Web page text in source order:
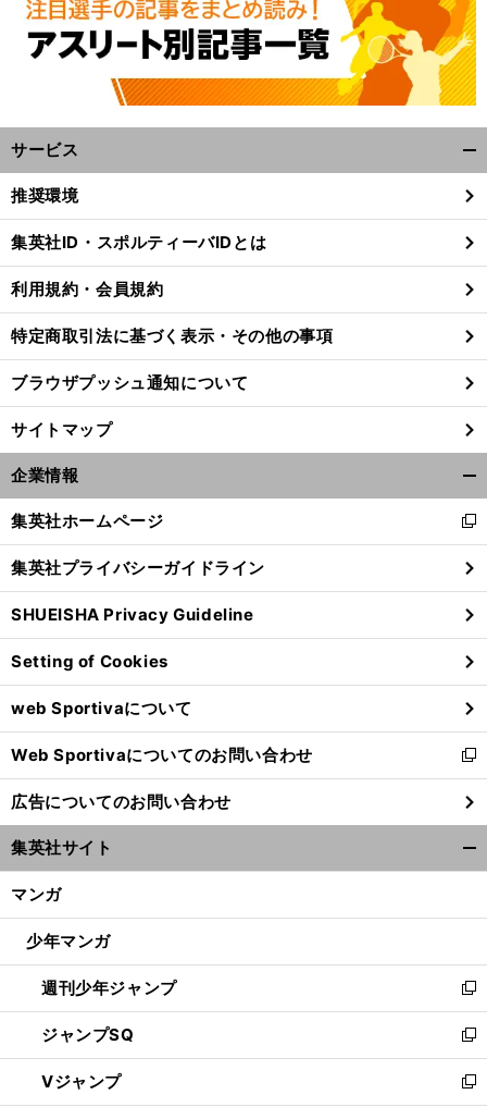
サービス
閉
る
推奨環境
集英社ID・スポルティーバIDとは
利用規約・会員規約
特定商取引法に基づく表示・その他の事項
ブラウザプッシュ通知について
サイトマップ
企業情報
閉
る
集英社ホームページ
新
し
い
ウ
ィ
ン
ド
ウ
で
開
く
集英社プライバシーガイドライン
SHUEISHA Privacy Guideline
Setting of Cookies
web Sportivaについて
Web Sportivaについてのお問い合わせ
新
し
い
ウ
ィ
ン
ウ
開
く
広告についてのお問い合わせ
集英社サイト
マンガ
少年マンガ
週刊少年ジャンプ
新
し
い
ウ
ィ
ジャンプSQ
新
し
い
Vジャンプ
新